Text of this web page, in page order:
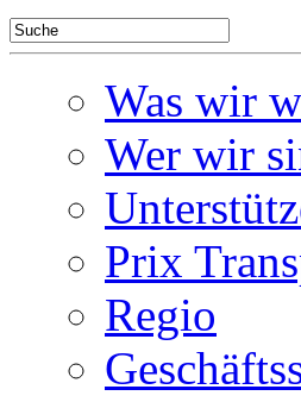
Was wir
Wer wir
Prix
Regio